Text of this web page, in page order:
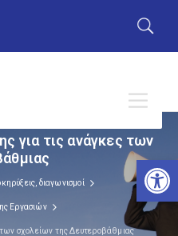
για τις ανάγκες των
διαγωνισμοί
Εργασιών
σχολείων της Δευτεροβάθμιας